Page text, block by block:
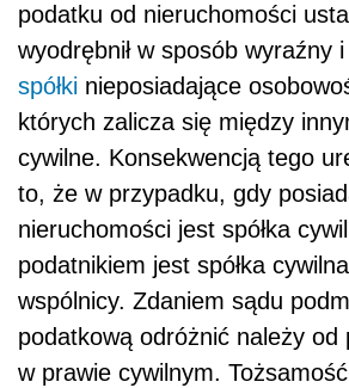
podatku od nieruchomości
wyodrębnił w sposób wyraźny
spółki nieposiadające
których zalicza się między
cywilne. Konsekwencją tego
to, że w przypadku, gdy
nieruchomości jest spółka
podatnikiem jest spółka
wspólnicy. Zdaniem sądu
podatkową odróżnić należy od
w prawie cywilnym. Tożsamość